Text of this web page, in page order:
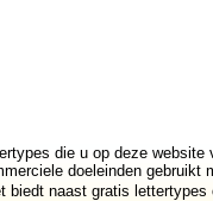
die u op deze
doeleinden gebruikt
biedt naast gratis